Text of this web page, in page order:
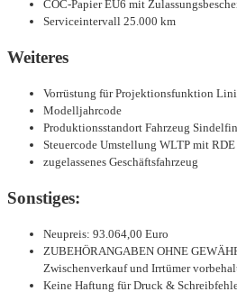
COC-Papier EU6 mit
Serviceintervall 25.000 km
Weiteres
Vorrüstung für Projektionsfunktion
Modelljahrcode
Produktionsstandort Fahrzeug
Steuercode Umstellung WLTP mit RDE
zugelassenes Geschäftsfahrzeug
Sonstiges:
Neupreis: 93.064,00 Euro
ZUBEHÖRANGABEN OHNE
Zwischenverkauf und Irrtümer
Keine Haftung für Druck &